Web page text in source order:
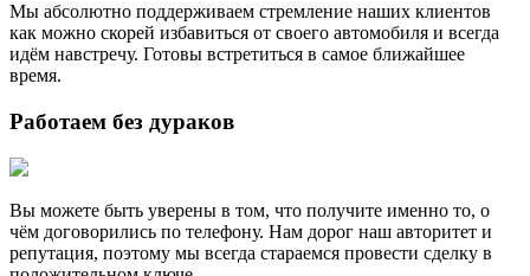
Мы абсолютно поддерживаем стремление наших клиентов
как можно скорей избавиться от своего автомобиля и всегда
идём навстречу. Готовы встретиться в самое ближайшее
время.
Работаем без дураков
Вы можете быть уверены в том, что получите именно то, о
чём договорились по телефону. Нам дорог наш авторитет и
репутация, поэтому мы всегда стараемся провести сделку в